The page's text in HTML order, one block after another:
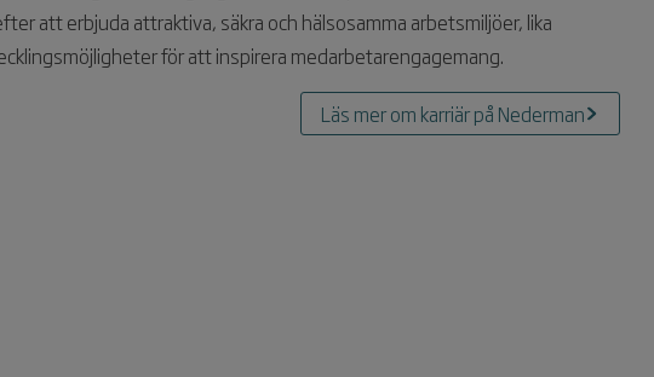
att erbjuda attraktiva, säkra och hälsosamma arbetsmiljöer, lika
för att inspirera medarbetarengagemang.
Läs mer om karriär på Nederman